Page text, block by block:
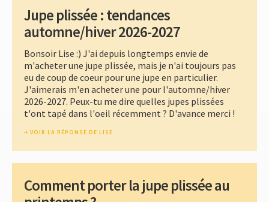
Jupe plissée : tendances
automne/hiver 2026-2027
Bonsoir Lise :) J'ai depuis longtemps envie de
m'acheter une jupe plissée, mais je n'ai toujours pas
eu de coup de coeur pour une jupe en particulier.
J'aimerais m'en acheter une pour l'automne/hiver
2026-2027. Peux-tu me dire quelles jupes plissées
t'ont tapé dans l'oeil récemment ? D'avance merci !
VOIR LA RÉPONSE DE LISE
Comment porter la jupe plissée au